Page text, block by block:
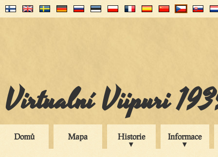
Virtualní Viipuri
Domů Mapa Historie Informace